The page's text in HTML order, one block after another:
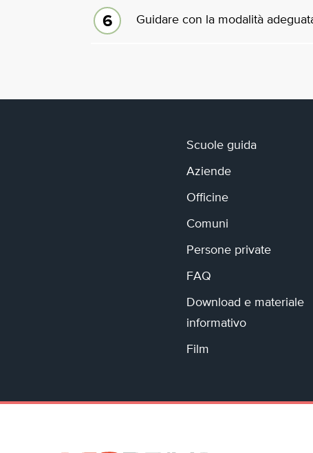
Guidare con la modalità
Scuole guida
Aziende
Officine
Comuni
Persone private
FAQ
Download e materiale
informativo
Film